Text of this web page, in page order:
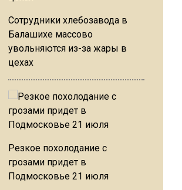
Сотрудники хлебозавода в
Балашихе массово
увольняются из-за жары в
цехах
Резкое похолодание с
грозами придет в
Подмосковье 21 июля